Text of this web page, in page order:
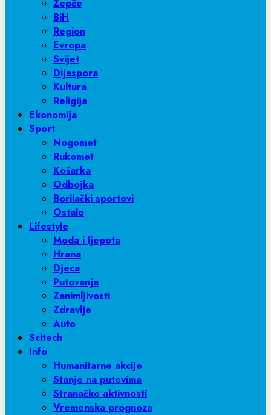
Žepče
BiH
Region
Evropa
Svijet
Dijaspora
Kultura
Religija
Ekonomija
Sport
Nogomet
Rukomet
Košarka
Odbojka
Borilački sportovi
Ostalo
Lifestyle
Moda i ljepota
Hrana
Djeca
Putovanja
Zanimljivosti
Zdravlje
Auto
Scitech
Info
Humanitarne akcije
Stanje na putevima
Stranačke aktivnosti
Vremenska prognoza